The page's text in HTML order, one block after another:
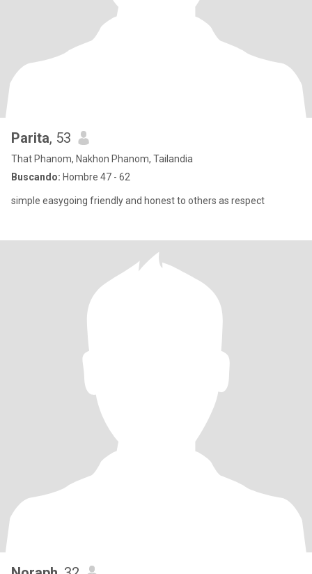
Parita, 53
That Phanom, Nakhon Phanom, Tailandia
Buscando: Hombre 47 - 62
simple easygoing friendly and honest to others as respect